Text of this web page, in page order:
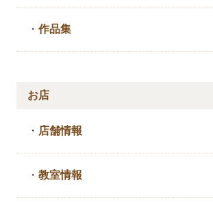
・作品集
お店
・ 店舗情報
・教室情報